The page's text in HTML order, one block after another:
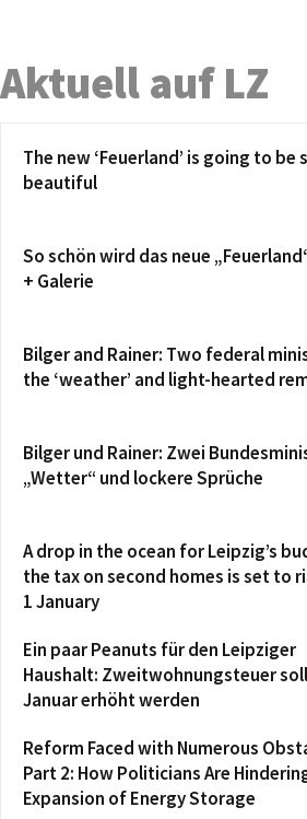
Aktuell auf LZ
The new ‘Feuerland’ is going to be
beautiful
So schön wird das neue
+ Galerie
Bilger and Rainer: Two federal
the ‘weather’ and light-hearted
Bilger und Rainer: Zwei
„Wetter“ und lockere Sprüche
A drop in the ocean for Leipzig’s
the tax on second homes is set to
1 January
Ein paar Peanuts für den Leipziger
Haushalt: Zweitwohnungsteuer
Januar erhöht werden
Reform Faced with Numerous
Part 2: How Politicians Are
Expansion of Energy Storage